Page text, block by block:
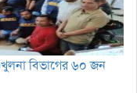
বিভাগের ৬০ জন